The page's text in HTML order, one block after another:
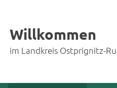
Willkommen
im Landkreis Ostprignitz-